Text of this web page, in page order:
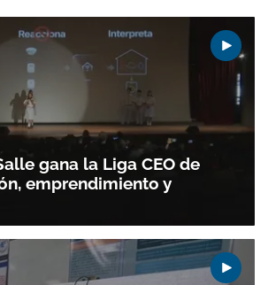
gana la Liga CEO de
emprendimiento y